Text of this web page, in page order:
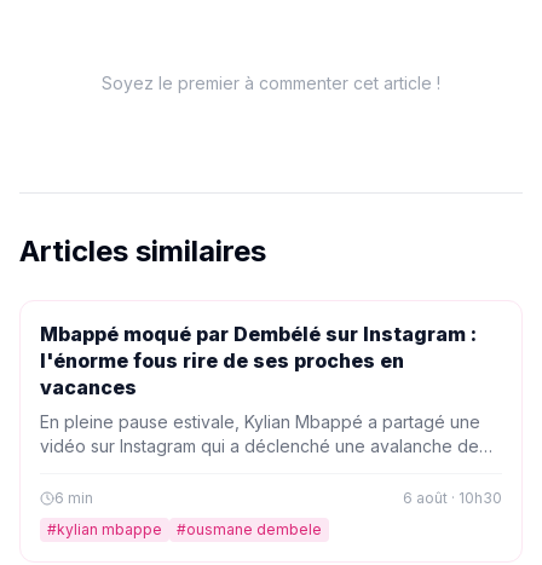
Soyez le premier à commenter cet article !
Articles similaires
PEOPLE
Mbappé moqué par Dembélé sur Instagram :
l'énorme fous rire de ses proches en
vacances
En pleine pause estivale, Kylian Mbappé a partagé une
vidéo sur Instagram qui a déclenché une avalanche de
n'ont pas manqué de le taquiner, transformant ce moment
en véritable fous rire collectif.
6 min
6 août · 10h30
#kylian mbappe #ousmane dembele